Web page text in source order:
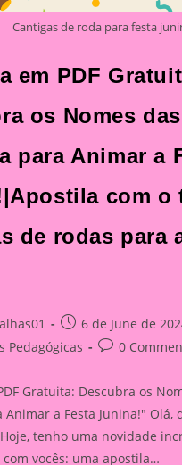
Cantigas de roda para festa
em PDF
os Nomes
para Animar a
com o
de rodas para
Post
published:
6 de June de
Pedagógicas
Post0
Gratuita: Descubra os
Animar a Festa Junina!" Olá,
tenho uma novidade
vocês: uma apostila…